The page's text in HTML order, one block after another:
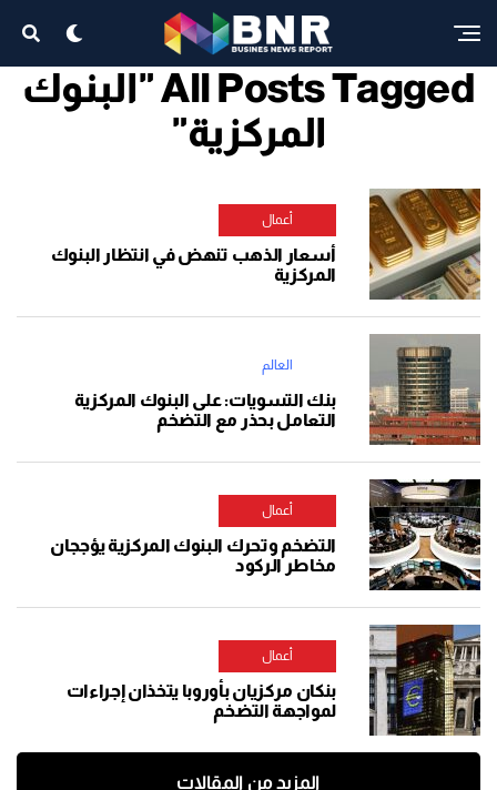
All Posts Tagged "البنوك
المركزية"
أعمال
أسعار الذهب تنهض في انتظار البنوك
المركزية
العالم
بنك التسويات: على البنوك المركزية
التعامل بحذر مع التضخم
أعمال
التضخم وتحرك البنوك المركزية يؤججان
مخاطر الركود
أعمال
بنكان مركزيان بأوروبا يتخذان إجراءات
لمواجهة التضخم
المزيد من المقالات